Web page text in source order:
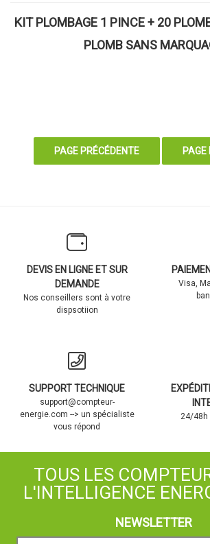
KIT PLOMBAGE 1 PINCE + 20
PLOMB SANS
DEVIS EN LIGNE ET SUR
DEMANDE
Nos conseillers sont à votre
dispsotiion
Visa,
SUPPORT TECHNIQUE
support@compteur-
energie.com --> un spécialiste
vous répond
24/48h
TOUS LES
L'INTELLIGENCE
NEWSLETTER